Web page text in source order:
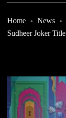
Home
News
Sudheer Joker